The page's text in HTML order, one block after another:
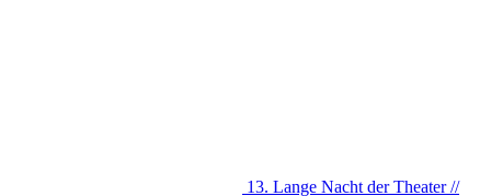
13. Lange Nacht der Theater //